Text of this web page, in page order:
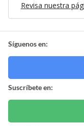
Revisa nuestra
Síguenos en:
Suscríbete en: